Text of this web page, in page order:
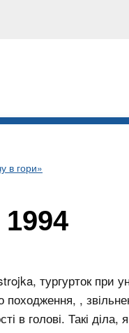
в гори»
тургурток при
,
в голові. Такі діла,